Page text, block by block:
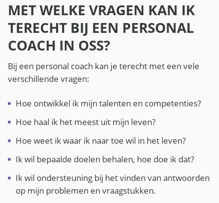
MET WELKE VRAGEN KAN IK
TERECHT BIJ EEN PERSONAL
COACH IN OSS?
Bij een personal coach kan je terecht met een vele
verschillende vragen:
Hoe ontwikkel ik mijn talenten en competenties?
Hoe haal ik het meest uit mijn leven?
Hoe weet ik waar ik naar toe wil in het leven?
Ik wil bepaalde doelen behalen, hoe doe ik dat?
Ik wil ondersteuning bij het vinden van antwoorden
op mijn problemen en vraagstukken.